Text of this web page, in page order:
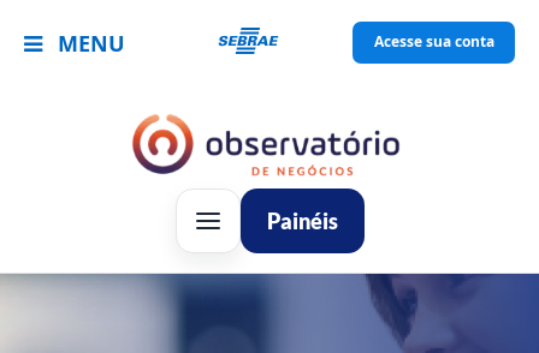
MENU Acesse sua conta
Painéis